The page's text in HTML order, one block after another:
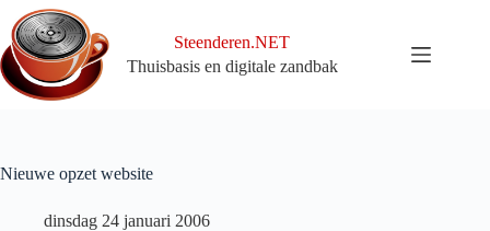
naar
de
inhoud
Steenderen.NET
Thuisbasis en digitale zandbak
Nieuwe opzet website
dinsdag 24 januari 2006